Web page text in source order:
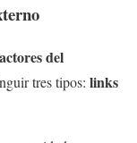
del
tres tipos: links